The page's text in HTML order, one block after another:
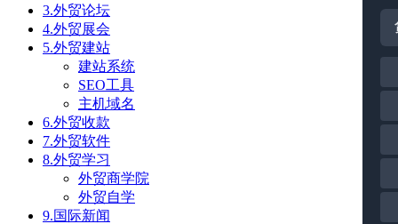
3.外贸论坛
4.外贸展会
5.外贸建站
建站系统
SEO工具
主机域名
6.外贸收款
7.外贸软件
8.外贸学习
外贸商学院
外贸自学
9.国际新闻